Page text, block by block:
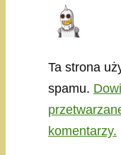
Ta strona
spamu.
komentarzy.